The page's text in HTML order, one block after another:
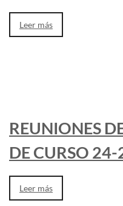
Leer más
REUNIONES
DE CURSO 24-
Leer más